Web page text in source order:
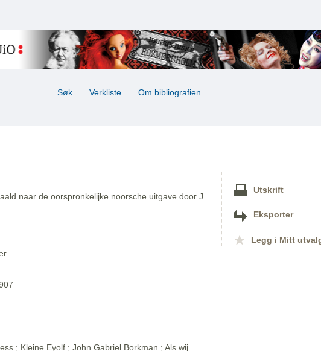
Søk Verkliste Om bibliografien
naar de oorspronkelijke noorsche uitgave door J.
; Kleine Eyolf ; John Gabriel Borkman ; Als wij
Utskrift
Eksporter
Legg i Mitt